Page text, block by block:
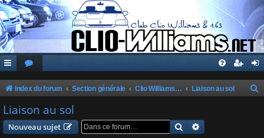
Index du forum Section générale Clio Williams & 16S Liaison au sol
Liaison au sol
Nouveau sujet Rechercher